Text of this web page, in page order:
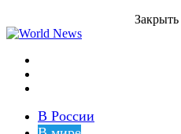
Закрыть
В России